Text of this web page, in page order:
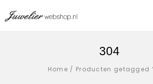
304
Home / Producten getagged